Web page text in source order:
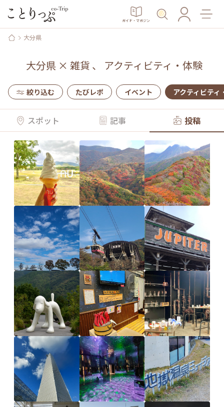
ガイド・マガジン
大分県
大分県× 雑貨 、 アクティビティ・体験
絞り込む たびレポ イベント アクティビティ
スポット 記事 投稿